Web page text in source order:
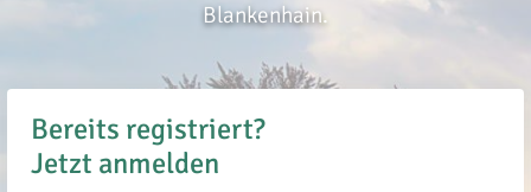
Blankenhain.
Bereits registriert?
Jetzt anmelden